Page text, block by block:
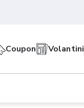
Coupon Volantini